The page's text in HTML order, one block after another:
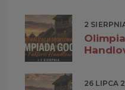
2
26 LIPCA